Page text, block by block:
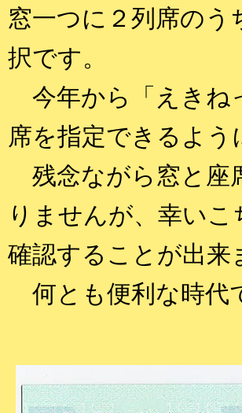
窓一つに２列席のう
択です。
今年から「えきね
席を指定できるよ
残念ながら窓と座
りませんが、幸い
確認することが出来
何とも便利な時代